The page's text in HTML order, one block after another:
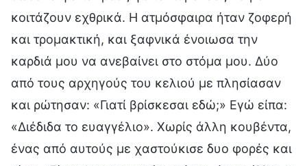
κοιτάζουν εχθρικά. Η ατμόσφαιρα ήταν ζοφερή
και τρομακτική, και ξαφνικά ένοιωσα την
καρδιά μου να ανεβαίνει στο στόμα μου. Δύο
από τους αρχηγούς του κελιού με πλησίασαν
και ρώτησαν: «Γιατί βρίσκεσαι εδώ;» Εγώ είπα:
«Διέδιδα το ευαγγέλιο». Χωρίς άλλη κουβέντα,
ένας από αυτούς με χαστούκισε δυο φορές και